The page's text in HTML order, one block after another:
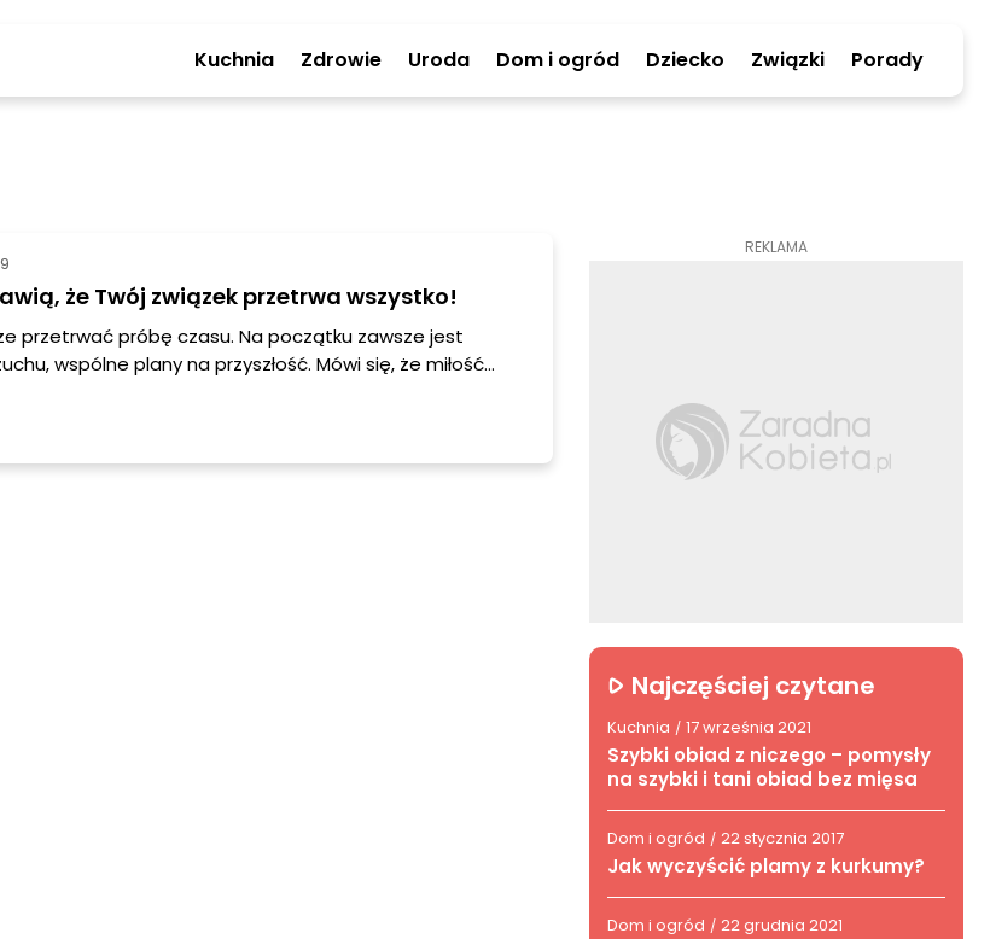
Kuchnia Zdrowie Uroda Dom i ogród Dziecko Związki Porady
że Twój związek przetrwa wszystko!
przetrwać próbę czasu. Na początku zawsze jest
wspólne plany na przyszłość. Mówi się, że miłość
jednak cały w tym ambaras, żeby dwoje chciało na raz.
REKLAMA
Najczęściej czytane
Kuchnia / 17 września 2021
Szybki obiad z niczego – pomysły
na szybki i tani obiad bez mięsa
Dom i ogród / 22 stycznia 2017
Jak wyczyścić plamy z kurkumy?
Dom i ogród / 22 grudnia 2021